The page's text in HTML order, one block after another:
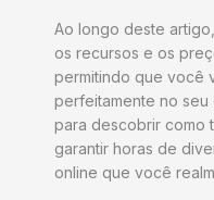
Ao longo deste
os recursos e os
permitindo que você
perfeitamente no
para descobrir como
garantir horas de
online que você